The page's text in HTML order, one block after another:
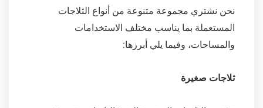
نحن نشتري مجموعة متنوعة من أنواع الثلاجات
المستعملة بما يناسب مختلف الاستخدامات
والمساحات، وفيما يلي أبرزها:
ثلاجات صغيرة